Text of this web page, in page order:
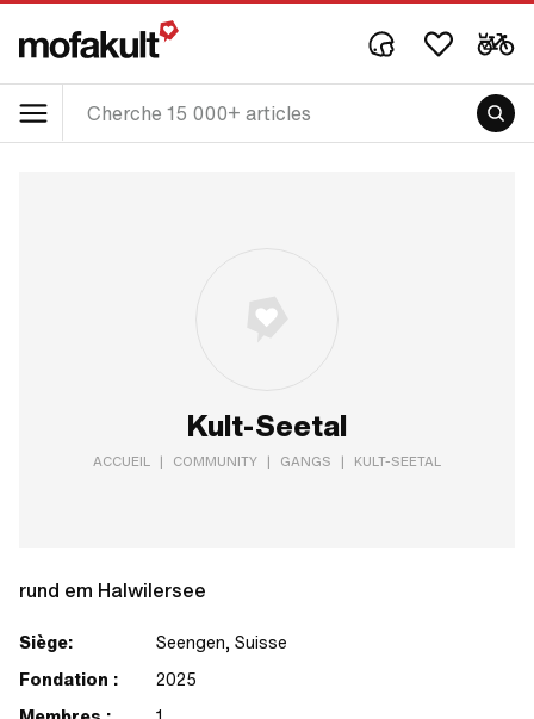
Kult-Seetal
ACCUEIL | COMMUNITY | GANGS | KULT-SEETAL
rund em Halwilersee
Siège:
Seengen, Suisse
Fondation :
2025